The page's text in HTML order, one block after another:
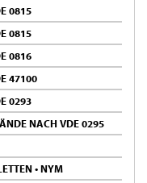
0815
0815
0816
47100
0293
NACH VDE 0295
• NYM